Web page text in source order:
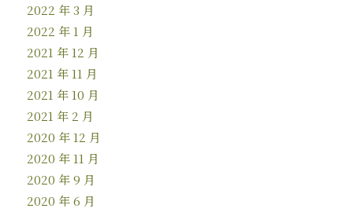
2022 年 3 月
2022 年 1 月
2021 年 12 月
2021 年 11 月
2021 年 10 月
2021 年 2 月
2020 年 12 月
2020 年 11 月
2020 年 9 月
2020 年 6 月